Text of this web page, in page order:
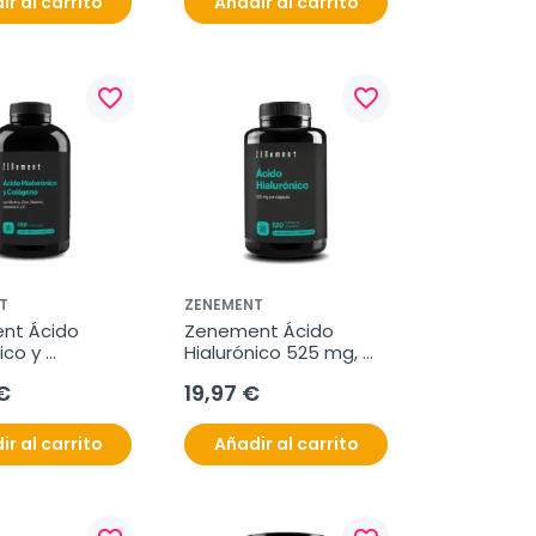
favorite_border
Ácido
y
al carrito
favorite_border
ZENEMENT
Zenement Ácido
Hialurónico 525 mg,
19,97 €
Añadir al carrito